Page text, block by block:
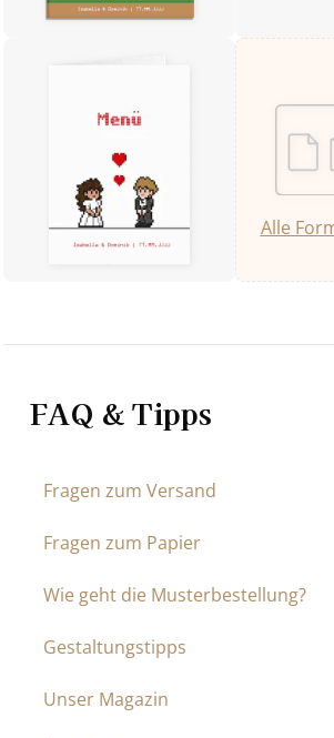
Alle
FAQ & Tipps
Fragen zum Versand
Fragen zum Papier
Wie geht die Musterbestellung?
Gestaltungstipps
Unser Magazin